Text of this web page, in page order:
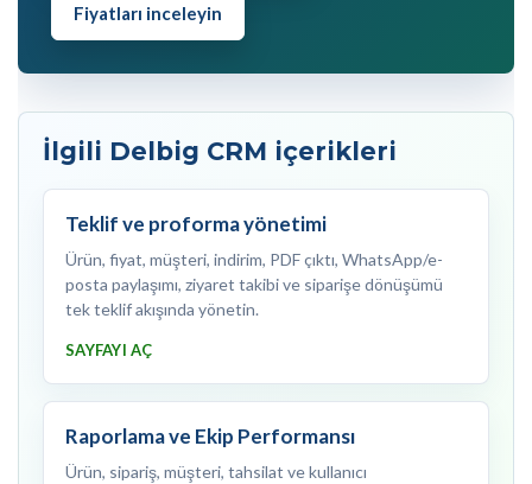
Fiyatları inceleyin
İlgili Delbig CRM içerikleri
Teklif ve proforma yönetimi
Ürün, fiyat, müşteri, indirim, PDF çıktı, WhatsApp/e-
posta paylaşımı, ziyaret takibi ve siparişe dönüşümü
tek teklif akışında yönetin.
SAYFAYI AÇ
Raporlama ve Ekip Performansı
Ürün, sipariş, müşteri, tahsilat ve kullanıcı